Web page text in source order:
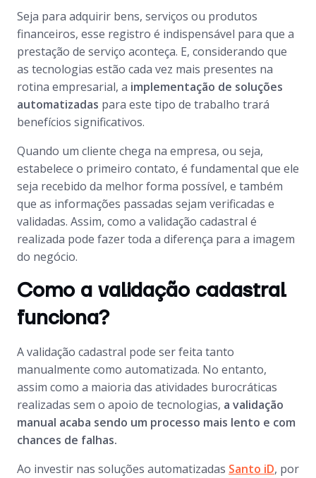
Seja para adquirir bens, serviços ou produtos
financeiros, esse registro é indispensável para que a
prestação de serviço aconteça. E, considerando que
as tecnologias estão cada vez mais presentes na
rotina empresarial, a implementação de soluções
automatizadas para este tipo de trabalho trará
benefícios significativos.
Quando um cliente chega na empresa, ou seja,
estabelece o primeiro contato, é fundamental que ele
seja recebido da melhor forma possível, e também
que as informações passadas sejam verificadas e
validadas. Assim, como a validação cadastral é
realizada pode fazer toda a diferença para a imagem
do negócio.
Como a validação cadastral
funciona?
A validação cadastral pode ser feita tanto
manualmente como automatizada. No entanto,
assim como a maioria das atividades burocráticas
realizadas sem o apoio de tecnologias, a validação
manual acaba sendo um processo mais lento e com
chances de falhas.
Ao investir nas soluções automatizadas Santo iD, por